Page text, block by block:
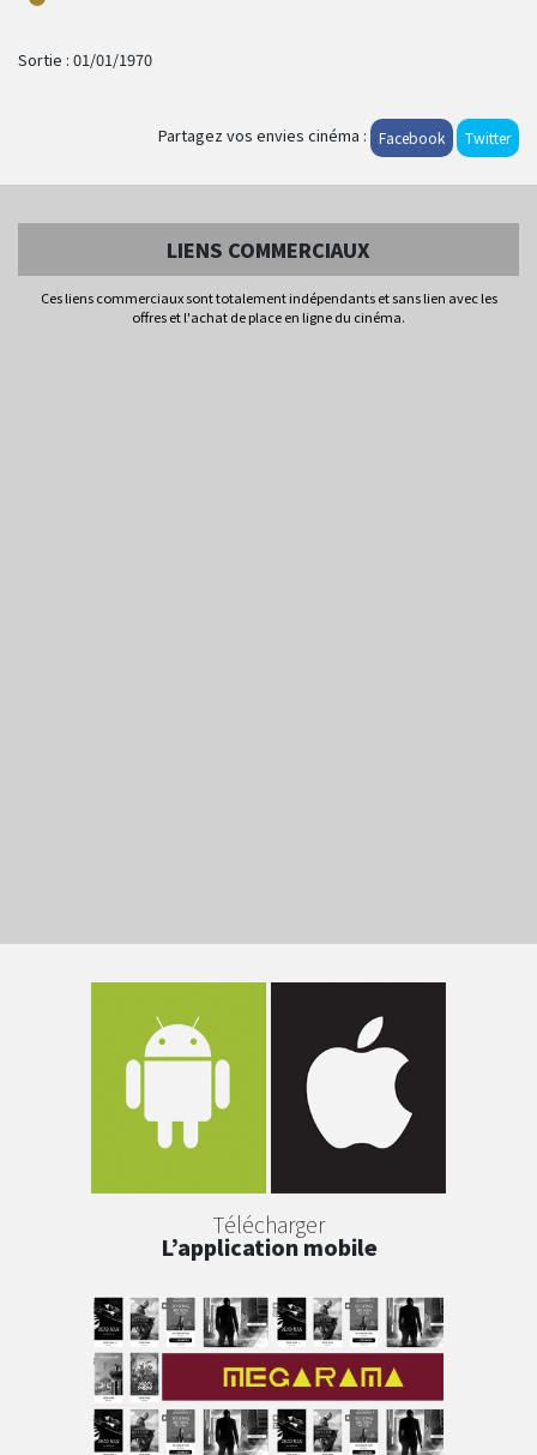
Sortie : 01/01/1970
Partagez vos envies cinéma : Facebook Twitter
LIENS COMMERCIAUX
Ces liens commerciaux sont totalement indépendants et sans lien avec les
offres et l'achat de place en ligne du cinéma.
Télécharger
L’application mobile